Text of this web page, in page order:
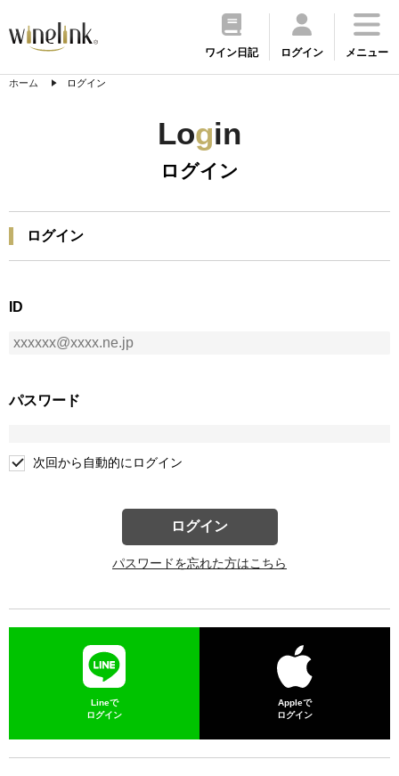
ワイン日記 ログイン メニュー
ホーム ログイン
Login
ログイン
ログイン
ID
パスワード
次回から自動的にログイン
ログイン
パスワードを忘れた方はこちら
Lineで
ログイン
Appleで
ログイン